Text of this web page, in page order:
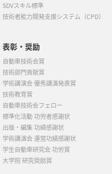
SDVスキル標準
技術者能力開発支援システム（CPD）
表彰・奨励
自動車技術会賞
技術部門貢献賞
学術講演会 優秀講演発表賞
技術教育賞
自動車技術会フェロー
標準化活動 功労者感謝状
出版・編集 功績感謝状
学術講演会 運営功績感謝状
学生自動車研究会 功労賞
大学院 研究奨励賞